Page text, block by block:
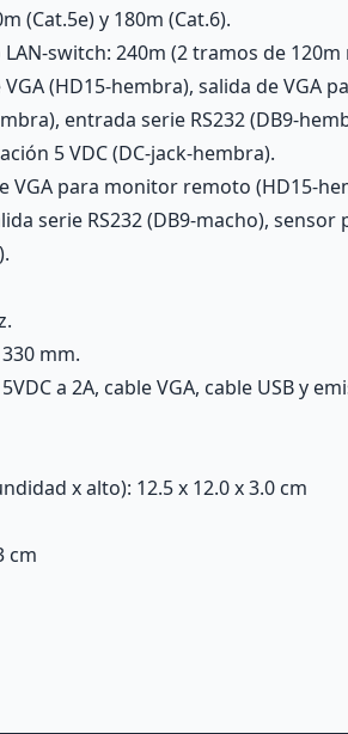
(Cat.5e) y 180m (Cat.6).
switch: 240m (2 tramos de
(HD15-hembra), salida de
entrada serie RS232 (DB9-
5 VDC (DC-jack-hembra).
VGA para monitor remoto (HD15-
serie RS232 (DB9-macho),
mm.
a 2A, cable VGA, cable USB y
x alto): 12.5 x 12.0 x 3.0 cm
cm